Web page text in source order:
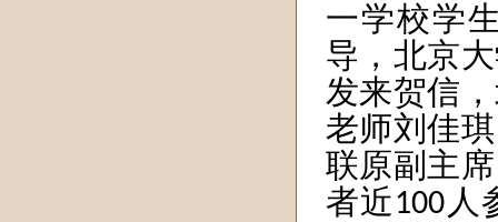
一学校学
导，北京
发来贺信
老师刘佳
联原副主
者近100 人